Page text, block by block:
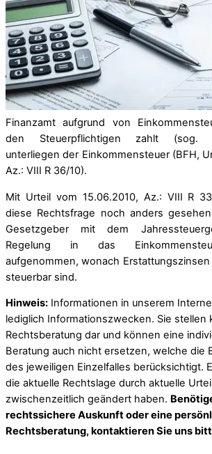
Finanzamt aufgrund von
den Steuerpflichtigen zahlt (sog.
unterliegen der Einkommensteuer (BFH,
Az.: VIII R 36/10).
Mit Urteil vom 15.06.2010, Az.: VIII R
diese Rechtsfrage noch anders
Gesetzgeber mit dem
Regelung in das
aufgenommen, wonach
steuerbar sind.
Hinweis: Informationen in unserem
lediglich Informationszwecken. Sie stellen
Rechtsberatung dar und können eine
Beratung auch nicht ersetzen, welche die
des jeweiligen Einzelfalles berücksichtigt.
die aktuelle Rechtslage durch aktuelle
zwischenzeitlich geändert haben.
rechtssichere Auskunft oder eine
Rechtsberatung, kontaktieren Sie uns